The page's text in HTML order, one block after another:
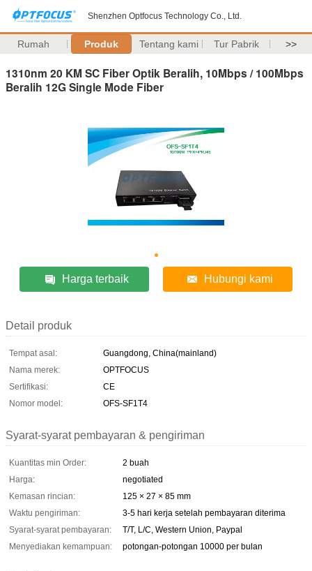
Shenzhen Optfocus Technology Co., Ltd.
Rumah Produk Tentang kami Tur Pabrik >>
1310nm 20 KM SC Fiber Optik Beralih, 10Mbps / 100Mbps
Beralih 12G Single Mode Fiber
Harga terbaik Hubungi kami
Detail produk
Tempat asal:
Guangdong, China(mainland)
Nama merek:
OPTFOCUS
Sertifikasi:
CE
Nomor model:
OFS-SF1T4
Syarat-syarat pembayaran & pengiriman
Kuantitas min Order:
2 buah
Harga:
negotiated
Kemasan rincian:
125 × 27 × 85 mm
Waktu pengiriman:
3-5 hari kerja setelah pembayaran diterima
Syarat-syarat pembayaran:
T/T, L/C, Western Union, Paypal
Menyediakan kemampuan:
potongan-potongan 10000 per bulan